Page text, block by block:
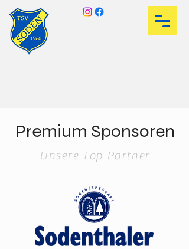
Premium Sponsoren
Unsere Top Partner